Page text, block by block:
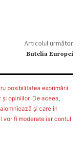
Articolul următor
Butelia Europei
posibilitatea exprimării
opiniilor. De aceea,
şi care în
vor fi moderate iar contul